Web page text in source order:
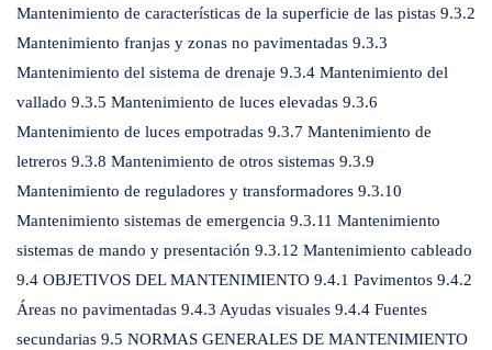
Mantenimiento de características de la superficie de las pistas 9.3.2
Mantenimiento franjas y zonas no pavimentadas 9.3.3
Mantenimiento del sistema de drenaje 9.3.4 Mantenimiento del
vallado 9.3.5 Mantenimiento de luces elevadas 9.3.6
Mantenimiento de luces empotradas 9.3.7 Mantenimiento de
letreros 9.3.8 Mantenimiento de otros sistemas 9.3.9
Mantenimiento de reguladores y transformadores 9.3.10
Mantenimiento sistemas de emergencia 9.3.11 Mantenimiento
sistemas de mando y presentación 9.3.12 Mantenimiento cableado
9.4 OBJETIVOS DEL MANTENIMIENTO 9.4.1 Pavimentos 9.4.2
Áreas no pavimentadas 9.4.3 Ayudas visuales 9.4.4 Fuentes
secundarias 9.5 NORMAS GENERALES DE MANTENIMIENTO